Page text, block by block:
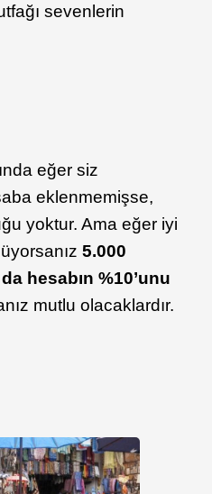
sevenlerin
eğer siz
eklenmemişse,
yoktur. Ama eğer iyi
5.000
hesabın %10’unu
mutlu olacaklardır.